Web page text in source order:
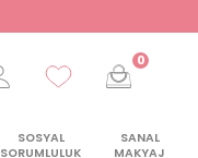
0
SOSYAL
SORUMLULUK
SANAL
MAKYAJ